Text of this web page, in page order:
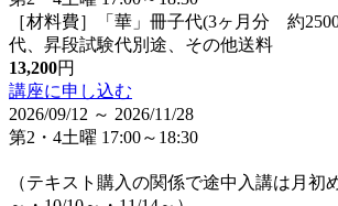
［材料費］「華」冊子代(3ヶ月分 約
代、昇段試験代別途、その他送料
13,200円
講座に申し込む
2026/09/12 ～ 2026/11/28
第2・4土曜 17:00～18:30
（テキスト購入の関係で途中入講は月